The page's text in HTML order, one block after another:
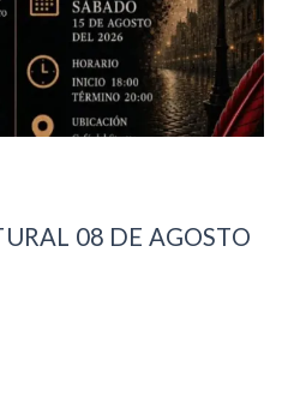
08 DE AGOSTO